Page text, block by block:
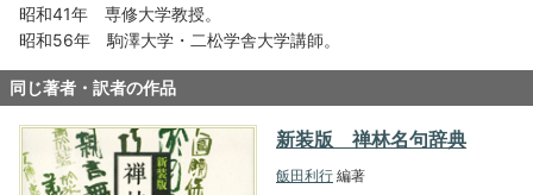
昭和41年 専修大学教授。
昭和56年 駒澤大学・二松学舎大学講師。
同じ著者・訳者の作品
新装版 禅林名句辞典
飯田利行 編著